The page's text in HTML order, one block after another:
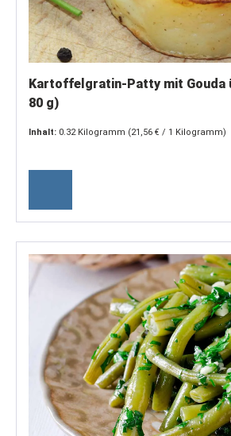
Kartoffelgratin-Patty mit Gouda
80 g)
Inhalt: 0.32 Kilogramm (21,56 € / 1 Kilogramm)